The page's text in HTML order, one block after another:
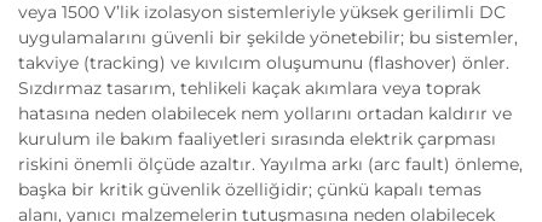
veya 1500 V’lik izolasyon sistemleriyle yüksek gerilimli DC
uygulamalarını güvenli bir şekilde yönetebilir; bu sistemler,
takviye (tracking) ve kıvılcım oluşumunu (flashover) önler.
Sızdırmaz tasarım, tehlikeli kaçak akımlara veya toprak
hatasına neden olabilecek nem yollarını ortadan kaldırır ve
kurulum ile bakım faaliyetleri sırasında elektrik çarpması
riskini önemli ölçüde azaltır. Yayılma arkı (arc fault) önleme,
başka bir kritik güvenlik özelliğidir; çünkü kapalı temas
alanı, yanıcı malzemelerin tutuşmasına neden olabilecek